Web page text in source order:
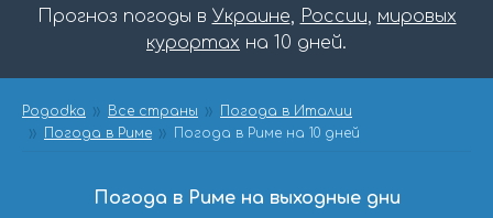
Прогноз погоды в Украине, России, мировых
курортах на 10 дней.
Pogodka Все страны
Погода в Италии
Погода в Риме
Погода в Риме на 10 дней
Погода в Риме на выходные дни